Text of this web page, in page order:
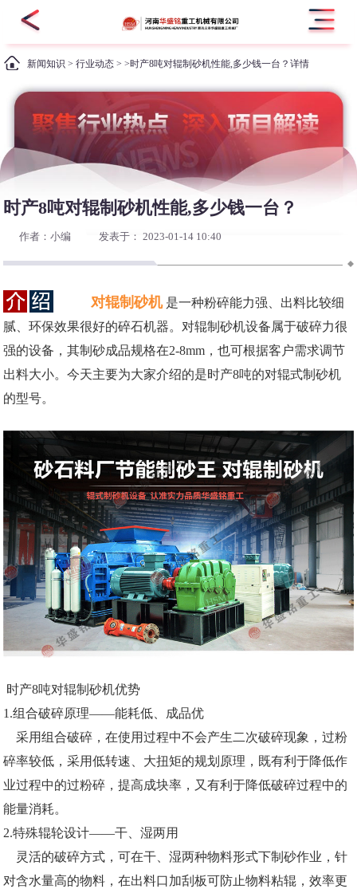
新闻知识 >行业动态 > >时产8吨对辊制砂机性能,多少钱一台？详情
时产8吨对辊制砂机性能,多少钱一台？
作者：小编 发表于： 2023-01-14 10:40
对辊制砂机 是一种粉碎能力强、出料比较细
腻、环保效果很好的碎石机器。对辊制砂机设备属于破碎力很
强的设备，其制砂成品规格在2-8mm，也可根据客户需求调节
出料大小。今天主要为大家介绍的是时产8吨的对辊式制砂机
的型号。
时产8吨对辊制砂机优势
1.组合破碎原理——能耗低、成品优
采用组合破碎，在使用过程中不会产生二次破碎现象，过粉
碎率较低，采用低转速、大扭矩的规划原理，既有利于降低作
业过程中的过粉碎，提高成块率，又有利于降低破碎过程中的
能量消耗。
2.特殊辊轮设计——干、湿两用
灵活的破碎方式，可在干、湿两种物料形式下制砂作业，针
对含水量高的物料，在出料口加刮板可防止物料粘辊，效率更